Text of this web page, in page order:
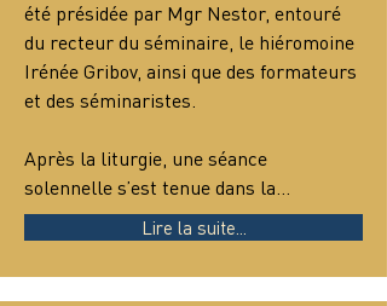
été présidée par Mgr Nestor, entouré
du recteur du séminaire, le hiéromoine
Irénée Gribov, ainsi que des formateurs
et des séminaristes.
Après la liturgie, une séance
solennelle s’est tenue dans la…
Lire la suite...